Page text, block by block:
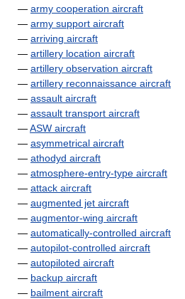
— army cooperation aircraft
— army support aircraft
— arriving aircraft
— artillery location aircraft
— artillery observation aircraft
— artillery reconnaissance aircraft
— assault aircraft
— assault transport aircraft
—ASW aircraft
— asymmetrical aircraft
— athodyd aircraft
— atmosphere-entry-type aircraft
— attack aircraft
— augmented jet aircraft
— augmentor-wing aircraft
— automatically-controlled aircraft
— autopilot-controlled aircraft
— autopiloted aircraft
— backup aircraft
— bailment aircraft